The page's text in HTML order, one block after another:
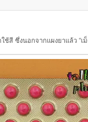
อกจากแผงยาแล้ว “เม็ดยา